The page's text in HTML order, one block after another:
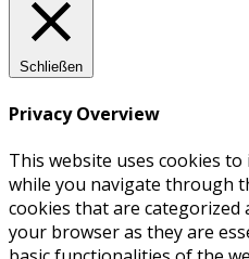
Schließen
Privacy Overview
This website uses cookies
while you navigate through
cookies that are categorized
your browser as they are